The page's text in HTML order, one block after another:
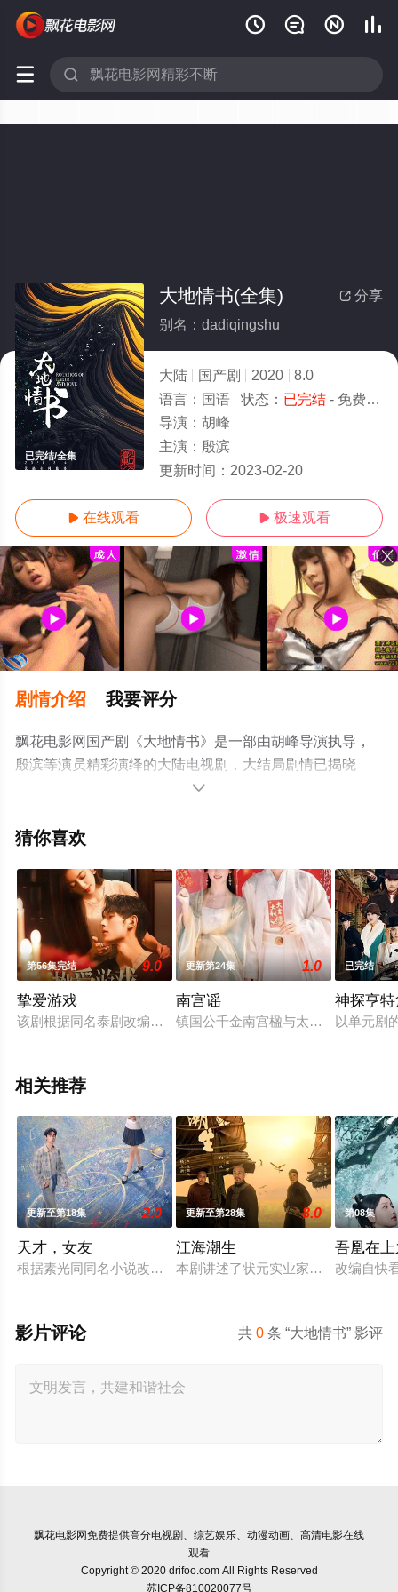
   
 
已完结/全集
 分享
大地情书(全集)
别名：dadiqingshu
大陆 国产剧 2020
8.0
语言： 国语 状态： 已完结- 免费在线观看
导演： 胡峰
主演： 殷滨
更新时间： 2023-02-20
 在线观看  极速观看
剧情介绍 我要评分
飘花电影网国产剧《大地情书》是一部由胡峰导演执导，
殷滨等演员精彩演绎的大陆电视剧，大结局剧情已揭晓
（已完结），手机免费观看高清无删减完整版电视剧全集
猫或剧情网等平台了解。

猜你喜欢
第56集完结 9.0
挚爱游戏
该剧根据同名泰剧改编，讲述了远飞集团的千金许诺（何瑞贤
更新第24集 1.0
南宫谣
镇国公千金南宫楹与太子苏无恙青
已完结
神探亨
以单元剧
相关推荐
更新至第18集 2.0
天才，女友
根据素光同同名小说改编。江逾白长大以后，林知夏忽然对他说
更新至第28集 8.0
江海潮生
本剧讲述了状元实业家张謇创办大生
第08集
吾凰在
改编自快
共0 条 “大地情书” 影评
影片评论
飘花电影网免费提供高分电视剧、综艺娱乐、动漫动画、高清电影在线
观看
Copyright © 2020 drifoo.com All Rights Reserved
苏ICP备810020077号